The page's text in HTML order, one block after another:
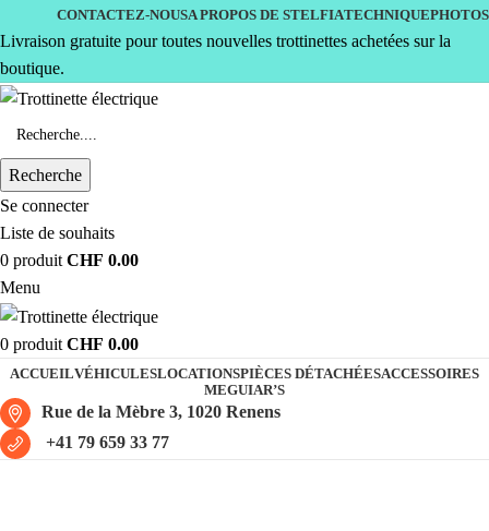
CONTACTEZ-NOUSA PROPOS DE STELFIATECHNIQUEPHOTOS
Livraison gratuite pour toutes nouvelles trottinettes achetées sur la
boutique.
Recherche
Se connecter
Liste de souhaits
0 produit CHF 0.00
Menu
0 produit CHF 0.00
ACCUEILVÉHICULESLOCATIONSPIÈCES DÉTACHÉESACCESSOIRES
MEGUIAR’S
Rue de la Mèbre 3, 1020 Renens
+41 79 659 33 77